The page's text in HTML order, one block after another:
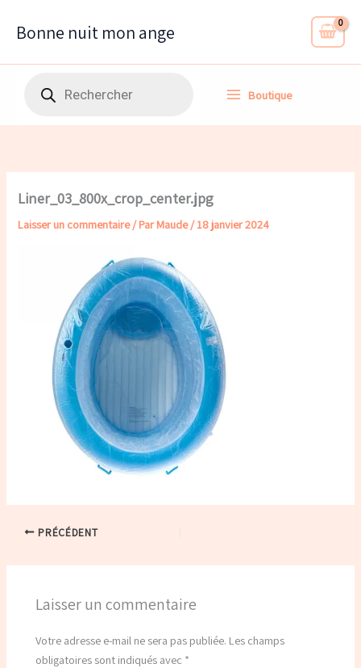
Bonne nuit mon ange
Boutique
Liner_03_800x_crop_center.jpg
Laisser un commentaire/ Par Maude/18 janvier 2024
PRÉCÉDENT
Laisser un commentaire
Votre adresse e-mail ne sera pas publiée. Les champs
obligatoires sont indiqués avec *